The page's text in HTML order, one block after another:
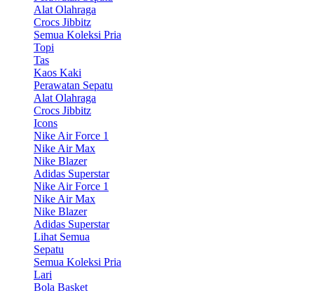
Alat Olahraga
Crocs Jibbitz
Semua Koleksi Pria
Topi
Tas
Kaos Kaki
Perawatan Sepatu
Alat Olahraga
Crocs Jibbitz
Icons
Nike Air Force 1
Nike Air Max
Nike Blazer
Adidas Superstar
Nike Air Force 1
Nike Air Max
Nike Blazer
Adidas Superstar
Lihat Semua
Sepatu
Semua Koleksi Pria
Lari
Bola Basket